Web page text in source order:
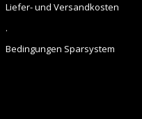
Liefer- und Versandkosten
.
Bedingungen Sparsystem